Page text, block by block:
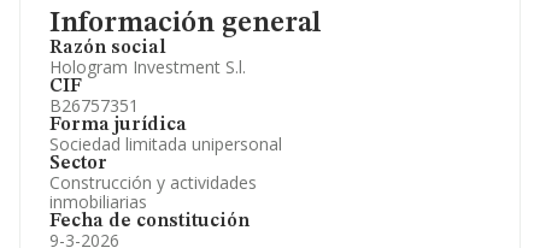
Información general
Razón social
Hologram Investment S.l.
CIF
B26757351
Forma jurídica
Sociedad limitada unipersonal
Sector
Construcción y actividades
inmobiliarias
Fecha de constitución
9-3-2026
Información oficial y registral complementaria.